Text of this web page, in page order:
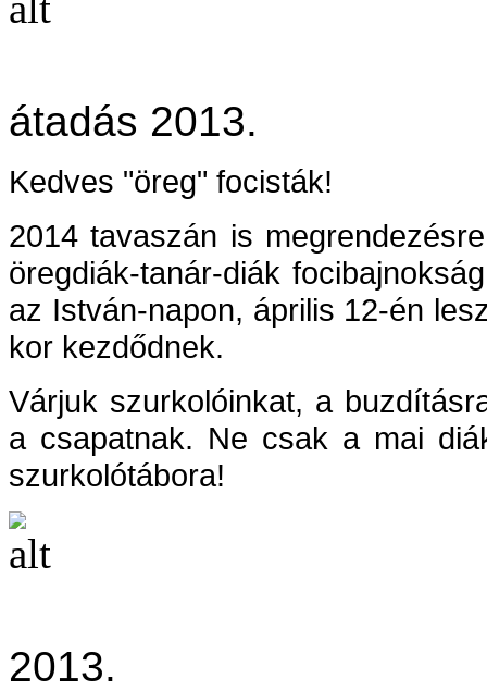
átadás 2013.
Kedves "öreg" focisták!
2014 tavaszán is
öregdiák-tanár-diák
az István-napon, április 12-én
kor kezdődnek.
Várjuk szurkolóinkat, a
a csapatnak. Ne csak a mai
szurkolótábora!
2013.